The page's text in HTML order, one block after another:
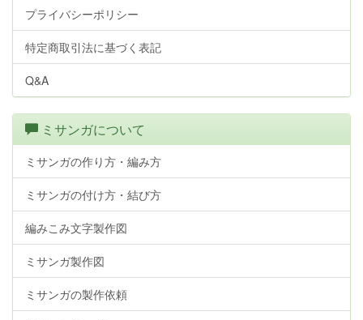
プライバシーポリシー
特定商取引法に基づく表記
Q&A
ミサンガについて
ミサンガの作り方・編み方
ミサンガの付け方・結び方
編みこみ文字製作図
ミサンガ製作図
ミサンガの製作依頼